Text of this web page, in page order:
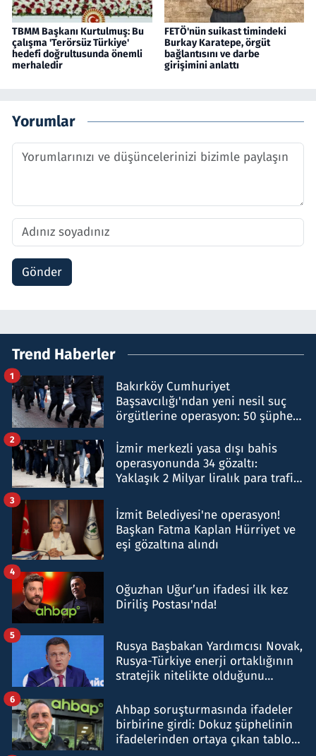
TBMM Başkanı Kurtulmuş: Bu
çalışma 'Terörsüz Türkiye'
hedefi doğrultusunda önemli
merhaledir
FETÖ'nün suikast timindeki
Burkay Karatepe, örgüt
bağlantısını ve darbe
girişimini anlattı
Yorumlar
Gönder
Trend Haberler
Bakırköy Cumhuriyet
Başsavcılığı'ndan yeni nesil suç
örgütlerine operasyon: 50 şüpheli
1
İzmir merkezli yasa dışı bahis
operasyonunda 34 gözaltı:
Yaklaşık 2 Milyar liralık para trafiği
2
İzmit Belediyesi'ne operasyon!
Başkan Fatma Kaplan Hürriyet ve
eşi gözaltına alındı
3
Oğuzhan Uğur’un ifadesi ilk kez
Diriliş Postası'nda!
4
Rusya Başbakan Yardımcısı Novak,
Rusya-Türkiye enerji ortaklığının
stratejik nitelikte olduğunu
5
Ahbap soruşturmasında ifadeler
birbirine girdi: Dokuz şüphelinin
ifadelerinden ortaya çıkan tablo
6